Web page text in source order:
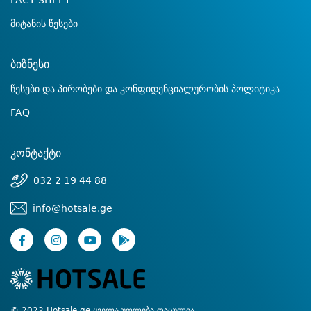
მიტანის წესები
ბიზნესი
წესები და პირობები და კონფიდენციალურობის პოლიტიკა
FAQ
კონტაქტი
032 2 19 44 88
info@hotsale.ge